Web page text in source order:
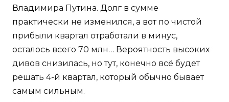
Владимира Путина. Долг в сумме
практически не изменился, а вот по чистой
прибыли квартал отработали в минус,
осталось всего 70 млн… Вероятность высоких
дивов снизилась, но тут, конечно всё будет
решать 4-й квартал, который обычно бывает
самым сильным.